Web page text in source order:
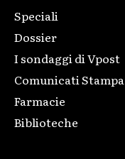
Speciali
Dossier
I sondaggi di Vpost
Comunicati Stampa
Farmacie
Biblioteche